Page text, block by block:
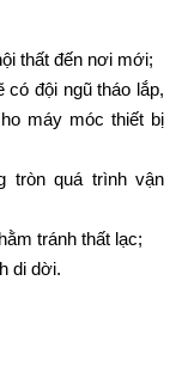
thất đến nơi mới;
đội ngũ tháo lắp,
máy móc thiết bị
tròn quá trình vận
tránh thất lạc;
di dời.